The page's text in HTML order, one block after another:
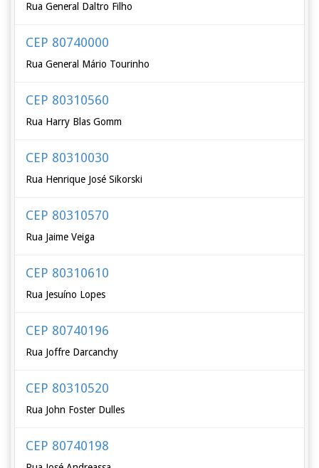
Rua General Daltro Filho
CEP 80740000
Rua General Mário Tourinho
CEP 80310560
Rua Harry Blas Gomm
CEP 80310030
Rua Henrique José Sikorski
CEP 80310570
Rua Jaime Veiga
CEP 80310610
Rua Jesuíno Lopes
CEP 80740196
Rua Joffre Darcanchy
CEP 80310520
Rua John Foster Dulles
CEP 80740198